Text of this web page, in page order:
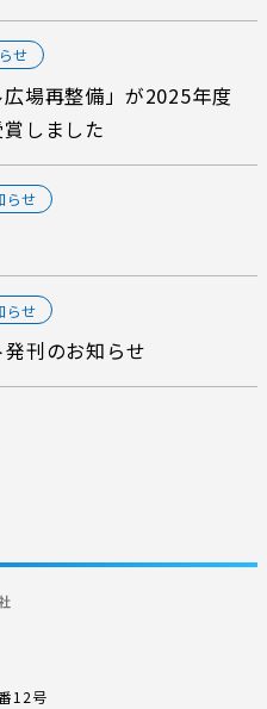
せ
広場再整備」が2025年度
しました
らせ
らせ
刊のお知らせ
ー
12号